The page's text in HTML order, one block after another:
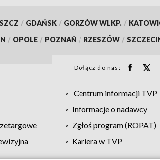
/ GDAŃSK / GORZÓW WLKP. /
/ OPOLE / POZNAŃ / RZESZÓW /
Dołącz do nas:
Centrum informacji TVP
Informacje o nadawcy
Zgłoś program (ROPAT)
Kariera w TVP